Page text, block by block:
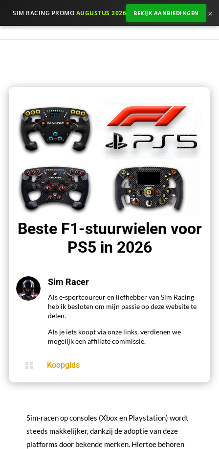
SIM RACING PROMO AUGUSTUS 2026 BEKIJK AANBIEDINGEN ×
Beste F1-stuurwielen voor
PS5 in 2026
Sim Racer
Als e-sportcoureur en liefhebber van Sim Racing
heb ik besloten om mijn passie op deze website te
delen.
Als je iets koopt via onze links, verdienen we
mogelijk een affiliate commissie.
 Koopgids
Sim-racen op consoles (Xbox en Playstation) wordt
steeds makkelijker, dankzij de adoptie van deze
platforms door bekende merken. Hiertoe behoren